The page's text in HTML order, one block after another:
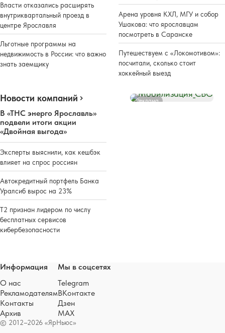
Власти отказались расширять
внутриквартальный проезд в
центре Ярославля
Льготные программы на
недвижимость в России: что важно
знать заемщику
Арена уровня КХЛ, МГУ и собор
Ушакова: что ярославцам
посмотреть в Саранске
Путешествуем с «Локомотивом»:
посчитали, сколько стоит
хоккейный выезд
Новости компаний
В «ТНС энерго Ярославль»
подвели итоги акции
«Двойная выгода»
Эксперты выяснили, как кешбэк
влияет на спрос россиян
Автокредитный портфель Банка
Уралсиб вырос на 23%
Т2 признан лидером по числу
бесплатных сервисов
кибербезопасности
Реклама
© 2012–2026 «ЯрНьюс»
Информация
О нас
Рекламодателям
Контакты
Архив
Мы в соцсетях
Telegram
ВКонтакте
Дзен
MAX